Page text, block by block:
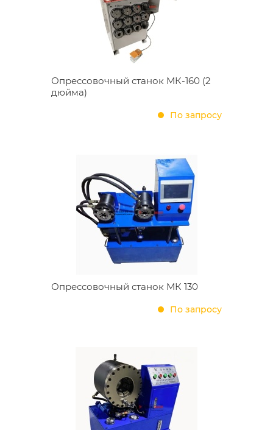
Опрессовочный станок МК-160 (2
дюйма)
По запросу
Опрессовочный станок МК 130
По запросу